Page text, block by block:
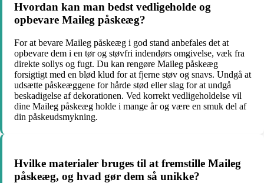
Hvordan kan man bedst vedligeholde og
opbevare Maileg påskeæg?
For at bevare Maileg påskeæg i god stand anbefales det at
opbevare dem i en tør og støvfri indendørs omgivelse, væk fra
direkte sollys og fugt. Du kan rengøre Maileg påskeæg
forsigtigt med en blød klud for at fjerne støv og snavs. Undgå at
udsætte påskeæggene for hårde stød eller slag for at undgå
beskadigelse af dekorationen. Ved korrekt vedligeholdelse vil
dine Maileg påskeæg holde i mange år og være en smuk del af
din påskeudsmykning.
Hvilke materialer bruges til at fremstille Maileg
påskeæg, og hvad gør dem så unikke?